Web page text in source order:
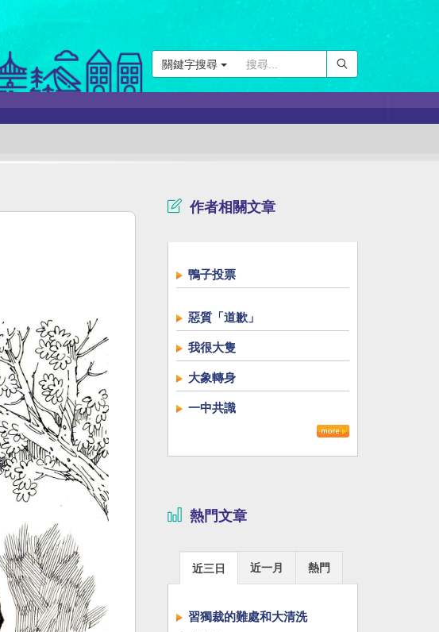
關鍵字搜尋
作者相關文章
鴨子投票
惡質「道歉」
我很大隻
大象轉身
一中共識
熱門文章
近三日 近一月 熱門
習獨裁的難處和大清洗